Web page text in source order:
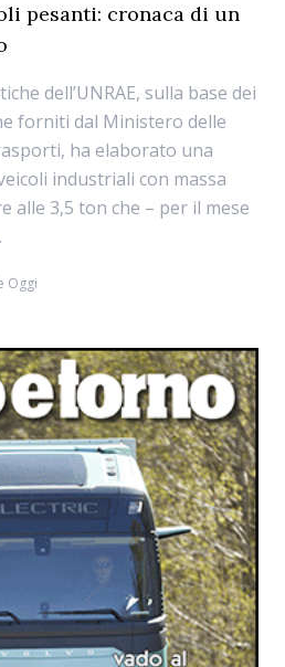
pesanti: cronaca di un
dell’UNRAE, sulla base dei
forniti dal Ministero delle
ha elaborato una
industriali con massa
alle 3,5 ton che – per il mese
Oggi